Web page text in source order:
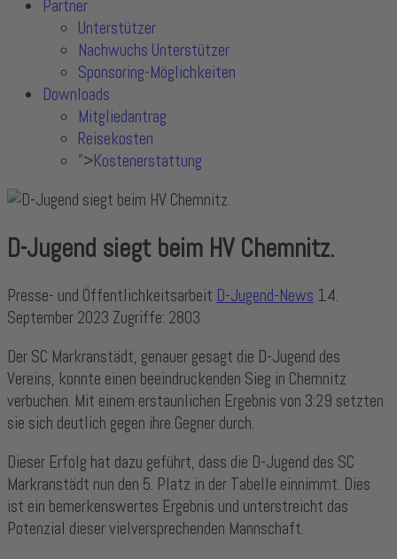
Partner
Unterstützer
Nachwuchs Unterstützer
Sponsoring-Möglichkeiten
Downloads
Mitgliedantrag
Reisekosten
">Kostenerstattung
D-Jugend siegt beim HV Chemnitz.
Presse- und Öffentlichkeitsarbeit D-Jugend-News 14.
September 2023 Zugriffe: 2803
Der SC Markranstädt, genauer gesagt die D-Jugend des
Vereins, konnte einen beeindruckenden Sieg in Chemnitz
verbuchen. Mit einem erstaunlichen Ergebnis von 3:29 setzten
sie sich deutlich gegen ihre Gegner durch.
Dieser Erfolg hat dazu geführt, dass die D-Jugend des SC
Markranstädt nun den 5. Platz in der Tabelle einnimmt. Dies
ist ein bemerkenswertes Ergebnis und unterstreicht das
Potenzial dieser vielversprechenden Mannschaft.